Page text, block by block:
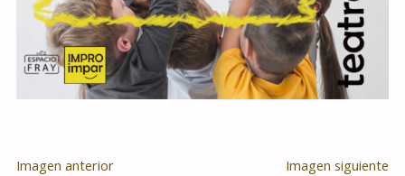
Imagen anterior Imagen siguiente